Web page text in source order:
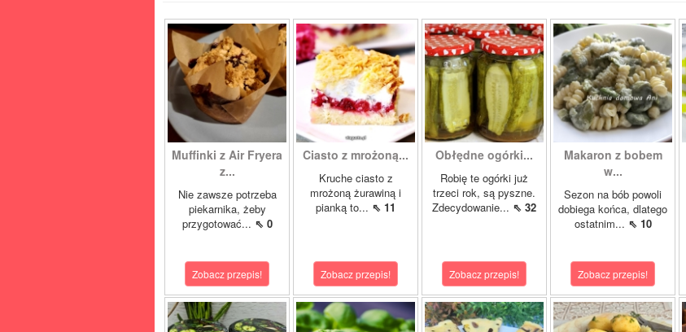
Muffinki z Air Fryera
z...
Nie zawsze potrzeba
piekarnika, żeby
przygotować... ⇖ 0
Zobacz przepis!
Ciasto z mrożoną...
Kruche ciasto z
mrożoną żurawiną i
pianką to... ⇖ 11
Zobacz przepis!
Obłędne ogórki...
Robię te ogórki już
trzeci rok, są pyszne.
Zdecydowanie... ⇖ 32
Zobacz przepis!
Makaron z bobem
w...
Sezon na bób powoli
dobiega końca, dlatego
ostatnim... ⇖ 10
Zobacz przepis!